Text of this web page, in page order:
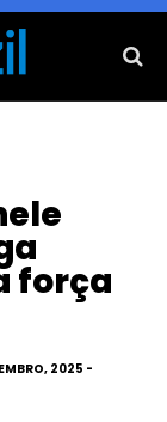
força
2025 -